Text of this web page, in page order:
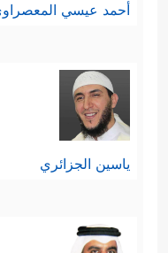
أحمد عيسي
ياسين الجزائري